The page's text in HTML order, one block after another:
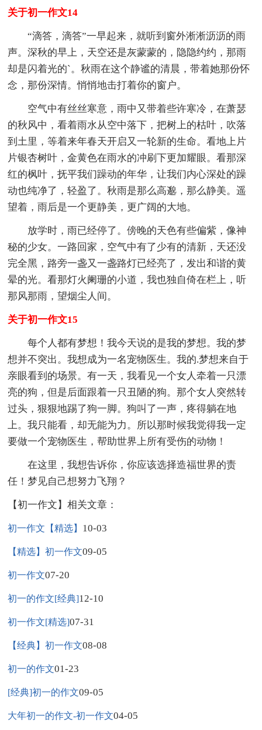
关于初一作文14
“滴答，滴答”一早起来，就听到窗外淅淅沥沥的雨
声。深秋的早上，天空还是灰蒙蒙的，隐隐约约，那雨
却是闪着光的`。秋雨在这个静谧的清晨，带着她那份怀
念，那份深情。悄悄地击打着你的窗户。
空气中有丝丝寒意，雨中又带着些许寒冷，在萧瑟
的秋风中，看着雨水从空中落下，把树上的枯叶，吹落
到土里，等着来年春天开启又一轮新的生命。看地上片
片银杏树叶，金黄色在雨水的冲刷下更加耀眼。看那深
红的枫叶，抚平我们躁动的年华，让我们内心深处的躁
动也纯净了，轻盈了。秋雨是那么高邈，那么静美。遥
望着，雨后是一个更静美，更广阔的大地。
放学时，雨已经停了。傍晚的天色有些偏紫，像神
秘的少女。一路回家，空气中有了少有的清新，天还没
完全黑，路旁一盏又一盏路灯已经亮了，发出和谐的黄
晕的光。看那灯火阑珊的小道，我也独自倚在栏上，听
那风那雨，望烟尘人间。
关于初一作文15
每个人都有梦想！我今天说的是我的梦想。我的梦
想并不突出。我想成为一名宠物医生。我的.梦想来自于
亲眼看到的场景。有一天，我看见一个女人牵着一只漂
亮的狗，但是后面跟着一只丑陋的狗。那个女人突然转
过头，狠狠地踢了狗一脚。狗叫了一声，疼得躺在地
上。我只能看，却无能为力。所以那时候我觉得我一定
要做一个宠物医生，帮助世界上所有受伤的动物！
在这里，我想告诉你，你应该选择造福世界的责
任！梦见自己想努力飞翔？
【初一作文】相关文章：
初一作文【精选】 10-03
【精选】初一作文09-05
初一作文07-20
初一的作文[经典]12-10
初一作文[精选]07-31
【经典】初一作文08-08
初一的作文01-23
[经典]初一的作文09-05
大年初一的作文-初一作文04-05